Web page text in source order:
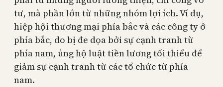
tư, mà phần lớn từ những nhóm lợi ích. Ví dụ,
hiệp hội thương mại phía bắc và các công ty ở
phía bắc, do bị đe dọa bởi sự cạnh tranh từ
phía nam, ủng hộ luật tiền lương tối thiểu để
giảm sự cạnh tranh từ các tổ chức từ phía
nam.